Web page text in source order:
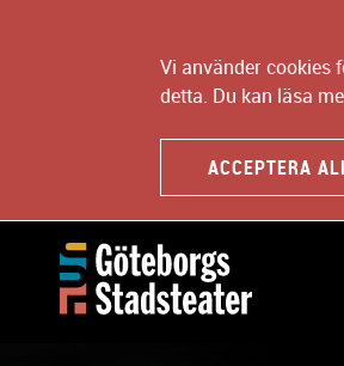
Vi använder cookies
detta. Du kan läsa
ACCEPTERA